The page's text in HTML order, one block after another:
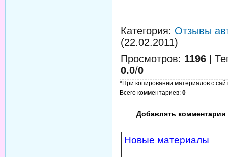
Категория: Отзывы
(22.02.2011)
Просмотров: 1196
0.0/0
*При копировании материалов с
Всего комментариев: 0
Добавлять комментарии
Новые материалы